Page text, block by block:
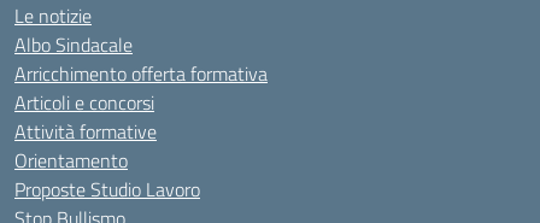
Le notizie
Albo Sindacale
Arricchimento offerta formativa
Articoli e concorsi
Attività formative
Orientamento
Proposte Studio Lavoro